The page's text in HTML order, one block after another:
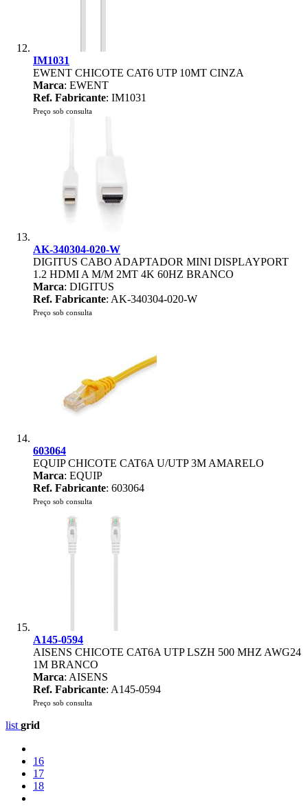
IM1031
EWENT CHICOTE CAT6 UTP 10MT CINZA
Marca: EWENT
Ref. Fabricante: IM1031
Preço sob consulta
AK-340304-020-W
DIGITUS CABO ADAPTADOR MINI DISPLAYPORT
1.2 HDMI A M/M 2MT 4K 60HZ BRANCO
Marca: DIGITUS
Ref. Fabricante: AK-340304-020-W
Preço sob consulta
603064
EQUIP CHICOTE CAT6A U/UTP 3M AMARELO
Marca: EQUIP
Ref. Fabricante: 603064
Preço sob consulta
A145-0594
AISENS CHICOTE CAT6A UTP LSZH 500 MHZ AWG24
1M BRANCO
Marca: AISENS
Ref. Fabricante: A145-0594
Preço sob consulta
list grid
16
17
18